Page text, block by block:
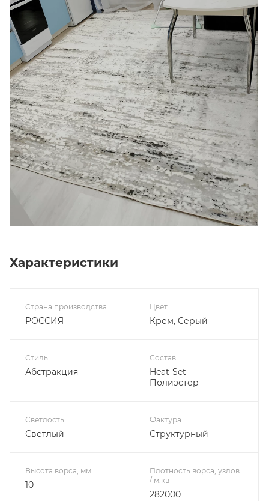
Характеристики
Страна производства
РОССИЯ
Цвет
Крем, Серый
Стиль
Абстракция
Состав
Heat-Set —
Полиэстер
Светлость
Светлый
Фактура
Структурный
Высота ворса, мм
10
Плотность ворса, узлов
/ м.кв
282000